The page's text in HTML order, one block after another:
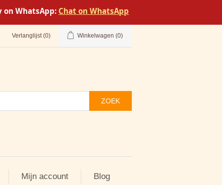
WhatsApp: Chat on WhatsApp
Verlanglijst (0) Winkelwagen (0)
ZOEK
Mijn account Blog